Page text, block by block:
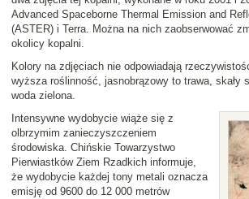
Advanced Spaceborne Thermal Emission and
(ASTER) i Terra. Można na nich zaobserwować
okolicy kopalni.
Kolory na zdjęciach nie odpowiadają
wyższa roślinność, jasnobrązowy to trawa, skały
woda zielona.
Intensywne wydobycie wiąże się z
olbrzymim zanieczyszczeniem
środowiska. Chińskie Towarzystwo
Pierwiastków Ziem Rzadkich informuje,
że wydobycie każdej tony metali oznacza
emisję od 9600 do 12 000 metrów